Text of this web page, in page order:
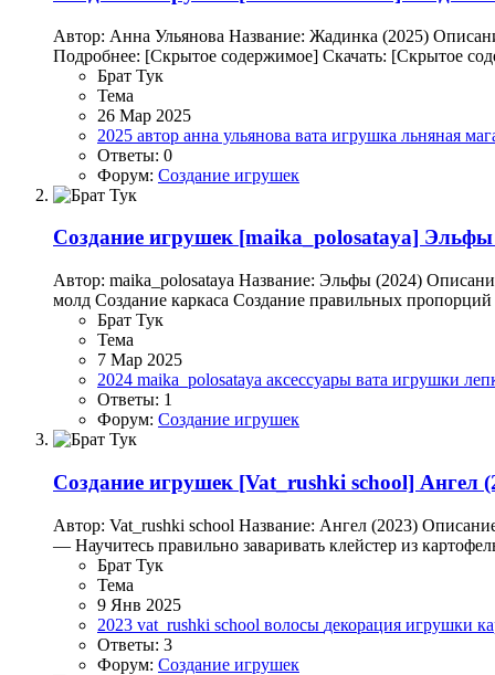
Автор: Анна Ульянова Название: Жадинка (2025)
Подробнее: [Скрытое содержимое] Скачать: [Скрытое
Брат Тук
Тема
26 Мар 2025
2025 автор анна ульянова вата игрушка льняная
Ответы: 0
Форум: Создание игрушек
Создание игрушек [maika_polosataya] Эльфы
Автор: maika_polosataya Название: Эльфы (2024)
молд Создание каркаса Создание правильных
Брат Тук
Тема
7 Мар 2025
2024 maika_polosataya аксессуары вата игрушки
Ответы: 1
Форум: Создание игрушек
Создание игрушек [Vat_rushki school] Ангел
Автор: Vat_rushki school Название: Ангел (2023)
— Научитесь правильно заваривать клейстер из
Брат Тук
Тема
9 Янв 2025
2023 vat_rushki school волосы декорация игрушки
Ответы: 3
Форум: Создание игрушек